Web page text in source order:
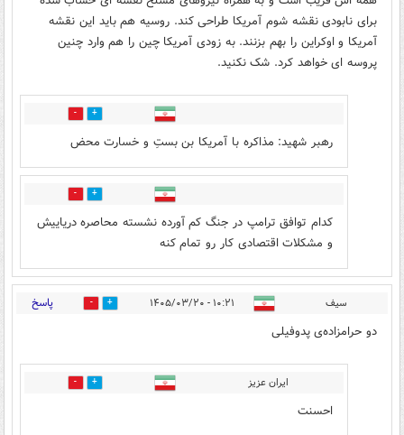
برای نابودی نقشه شوم آمریکا طراحی کند. روسیه هم باید این نقشه
آمریکا و اوکراین را بهم بزنند. به زودی آمریکا چین را هم وارد چنین
پروسه ای خواهد کرد. شک نکنید.
2
رهبر شهید: مذاکره با آمریکا بن بستِ و خسارت محض
0
کدام توافق ترامپ در جنگ کم آورده نشسته محاصره دریاییش
و مشکلات اقتصادی کار رو تمام کنه
سیف ۱۰:۲۱ - ۱۴۰۵/۰۳/۲۰ 18 پاسخ
دو حرامزاده‌ی پدوفیلی
ایران عزیز 3
احسنت